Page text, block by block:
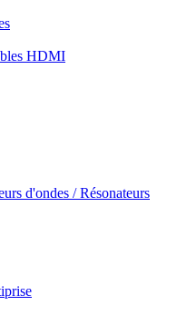
HDMI
d'ondes / Résonateurs